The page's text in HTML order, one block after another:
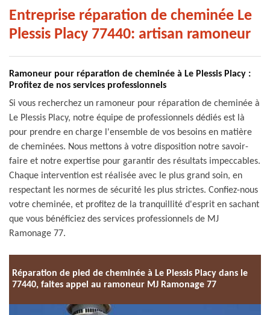
Entreprise réparation de cheminée Le
Plessis Placy 77440: artisan ramoneur
Ramoneur pour réparation de cheminée à Le Plessis Placy :
Profitez de nos services professionnels
Si vous recherchez un ramoneur pour réparation de cheminée à
Le Plessis Placy, notre équipe de professionnels dédiés est là
pour prendre en charge l'ensemble de vos besoins en matière
de cheminées. Nous mettons à votre disposition notre savoir-
faire et notre expertise pour garantir des résultats impeccables.
Chaque intervention est réalisée avec le plus grand soin, en
respectant les normes de sécurité les plus strictes. Confiez-nous
votre cheminée, et profitez de la tranquillité d'esprit en sachant
que vous bénéficiez des services professionnels de MJ
Ramonage 77.
Réparation de pied de cheminée à Le Plessis Placy dans le
77440, faites appel au ramoneur MJ Ramonage 77